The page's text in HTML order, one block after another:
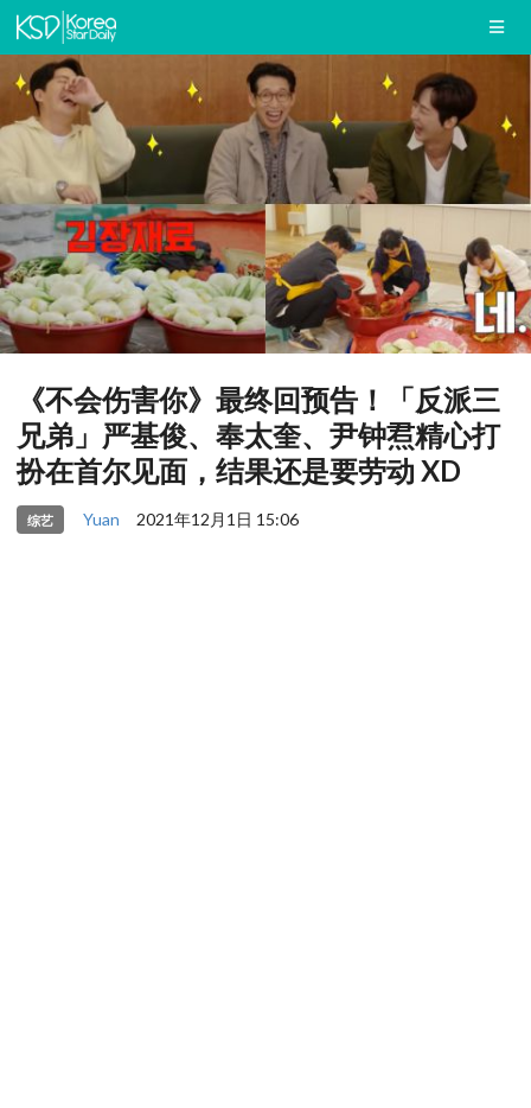
《不会伤害你》最终回预告！「反派三
兄弟」严基俊、奉太奎、尹钟焄精心打
扮在首尔见面，结果还是要劳动 XD
综艺 Yuan 2021年12月1日 15:06